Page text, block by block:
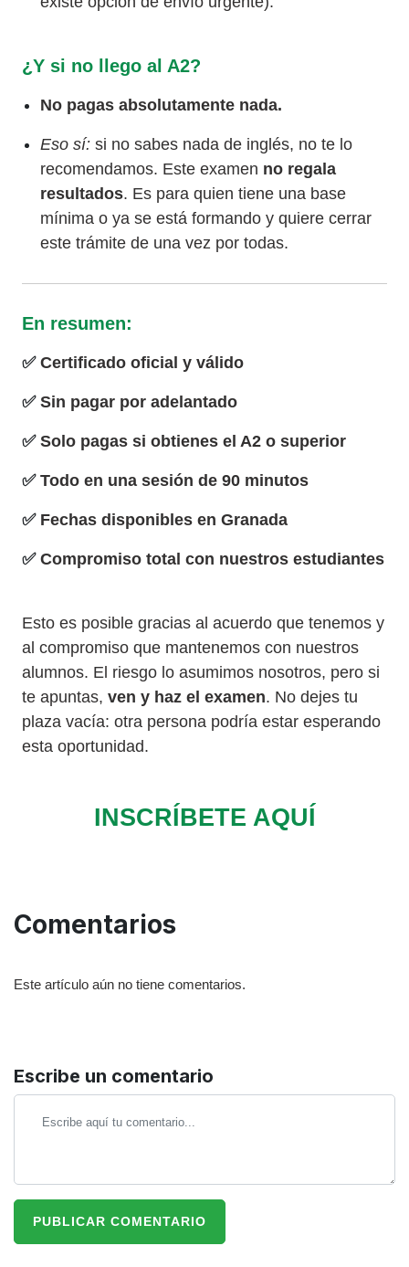
¿Y si no llego al A2?
No pagas absolutamente nada.
Eso sí: si no sabes nada de inglés, no te lo
recomendamos. Este examen no regala
resultados. Es para quien tiene una base
mínima o ya se está formando y quiere cerrar
este trámite de una vez por todas.
En resumen:
Certificado oficial y válido
Sin pagar por adelantado
Solo pagas si obtienes el A2 o superior
Todo en una sesión de 90 minutos
Fechas disponibles en Granada
Compromiso total con nuestros estudiantes
Esto es posible gracias al acuerdo que tenemos y
al compromiso que mantenemos con nuestros
alumnos. El riesgo lo asumimos nosotros, pero si
te apuntas, ven y haz el examen. No dejes tu
plaza vacía: otra persona podría estar esperando
esta oportunidad.
INSCRÍBETE AQUÍ
Comentarios
Este artículo aún no tiene comentarios.
Escribe un comentario
PUBLICAR COMENTARIO